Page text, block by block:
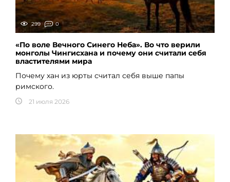
299 0
«По воле Вечного Синего Неба». Во что верили
монголы Чингисхана и почему они считали себя
властителями мира
Почему хан из юрты считал себя выше папы
римского.
21 июля 2026